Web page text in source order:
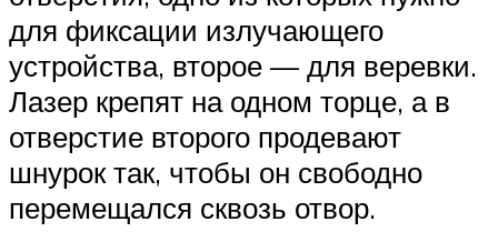
для фиксации излучающего
устройства, второе — для веревки.
Лазер крепят на одном торце, а в
отверстие второго продевают
шнурок так, чтобы он свободно
перемещался сквозь отвор.